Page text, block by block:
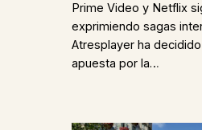
Prime Video y Netflix
exprimiendo sagas
Atresplayer ha
apuesta por la…